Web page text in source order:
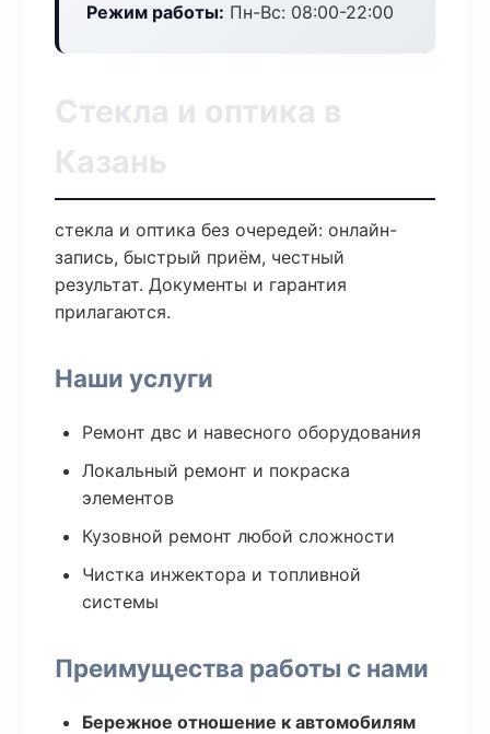
Режим работы: Пн-Вс: 08:00-22:00
Стекла и оптика в
Казань
стекла и оптика без очередей: онлайн-
запись, быстрый приём, честный
результат. Документы и гарантия
прилагаются.
Наши услуги
Ремонт двс и навесного оборудования
Локальный ремонт и покраска
элементов
Кузовной ремонт любой сложности
Чистка инжектора и топливной
системы
Преимущества работы с нами
Бережное отношение к автомобилям